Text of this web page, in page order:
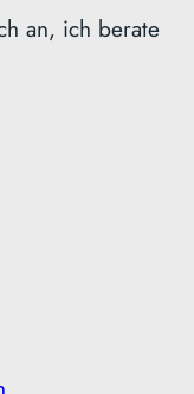
an, ich berate